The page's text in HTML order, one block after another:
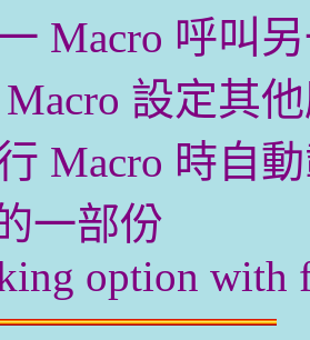
Macro 呼叫
設定其
Macro 時自
一部份
option with